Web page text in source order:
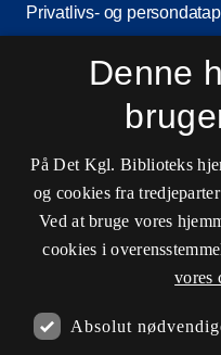
Privatlivs- og
Cookieindstillinger
Åbningstider
Denne
På Det Kgl. Biblioteks
og cookies fra
Ved at bruge vores
cookies i
vores
Absolut